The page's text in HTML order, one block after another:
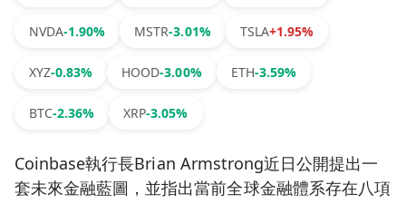
NVDA-1.90% MSTR-3.01% TSLA+1.95%
XYZ-0.83% HOOD-3.00% ETH-3.59%
BTC-2.36% XRP-3.05%
Coinbase執行長Brian Armstrong近日公開提出一
套未來金融藍圖，並指出當前全球金融體系存在八項